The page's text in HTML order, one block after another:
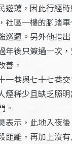
遊蕩，因此行經
社區一樓的腳踏
巡邏。另外他指
年後只簽過一次
善。
一巷與七十七巷
煙稀少且缺乏照
。
表示，此地入夜
距離，再加上沒